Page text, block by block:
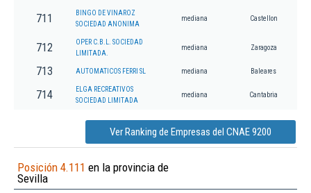
711
BINGO DE VINAROZ
SOCIEDAD ANONIMA
mediana Castellon
712
OPER C.B.L. SOCIEDAD
LIMITADA.
mediana Zaragoza
713 AUTOMATICOS FERRI SL mediana Baleares
714
ELGA RECREATIVOS
SOCIEDAD LIMITADA
mediana Cantabria
Ver Ranking de Empresas del CNAE 9200
Posición 4.111 en la provincia de
Sevilla